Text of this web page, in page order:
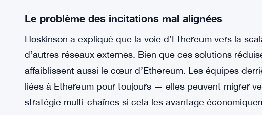
Le problème des incitations mal alignées
Hoskinson a expliqué que la voie d’Ethereum vers la
d’autres réseaux externes. Bien que ces solutions
affaiblissent aussi le cœur d’Ethereum. Les équipes
liées à Ethereum pour toujours — elles peuvent migrer
stratégie multi-chaînes si cela les avantage